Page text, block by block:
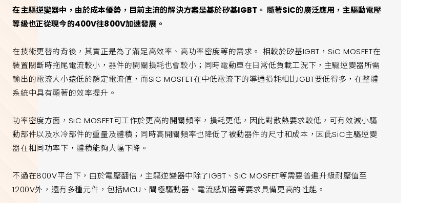
在主驅逆變器中，由於成本優勢，目前主流的解決方案是基於矽基IGBT。 隨著SiC的廣泛應用，主驅動電壓
等級也正從現今的400V往800V加速發展。
在技術更替的背後，其實正是為了滿足高效率、高功率密度等的需求。 相較於矽基IGBT，SiC MOSFET在
裝置關斷時拖尾電流較小，器件的開關損耗也會較小；同時電動車在日常低負載工況下，主驅逆變器所需
輸出的電流大小遠低於額定電流值，而SiC MOSFET在中低電流下的導通損耗相比IGBT要低得多，在整體
系統中具有顯著的效率提升。
功率密度方面，SiC MOSFET可工作於更高的開關頻率，損耗更低，因此對散熱要求較低，可有效減小驅
動部件以及水冷部件的重量及體積；同時高開關頻率也降低了被動器件的尺寸和成本，因此SiC主驅逆變
器在相同功率下，體積能夠大幅下降。
不過在800V平台下，由於電壓翻倍，主驅逆變器中除了IGBT、SiC MOSFET等需要普遍升級耐壓值至
1200V外，還有多種元件，包括MCU、閘極驅動器、電流感知器等要求具備更高的性能。